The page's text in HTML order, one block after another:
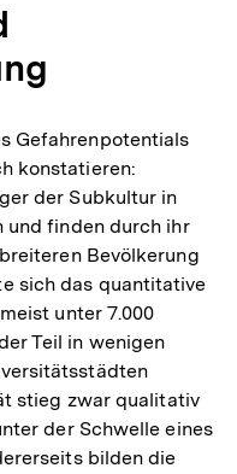
Gefahrenpotentials
konstatieren:
der Subkultur in
und finden durch ihr
Bevölkerung
sich das quantitative
unter 7.000
Teil in wenigen
stieg zwar qualitativ
der Schwelle eines
bilden die